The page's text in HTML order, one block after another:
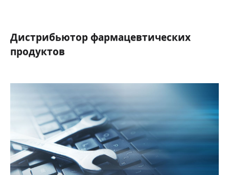
Дистрибьютор фармацевтических
продуктов